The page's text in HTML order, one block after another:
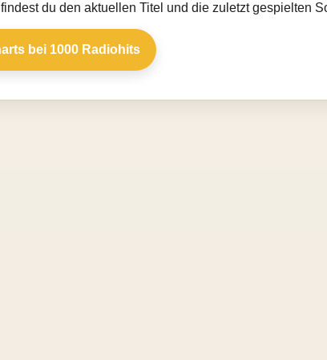
du den aktuellen Titel und die zuletzt gespielten
bei 1000 Radiohits